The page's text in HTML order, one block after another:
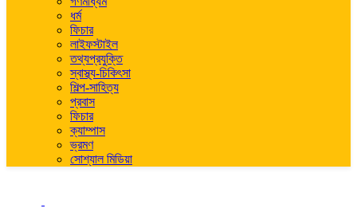
ধর্ম
ফিচার
লাইফস্টাইল
তথ্যপ্রযুক্তি
স্বাস্থ্য-চিকিৎসা
শিল্প-সাহিত্য
প্রবাস
ফিচার
ক্যাম্পাস
ভ্রমণ
সোশ্যাল মিডিয়া